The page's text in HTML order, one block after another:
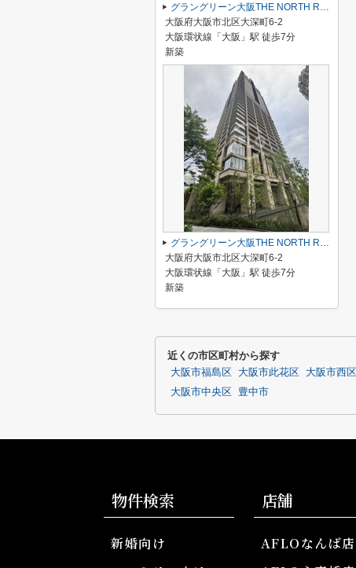
グラングリーン大阪THE NORTH RESIDENCE
大阪府大阪市北区大深町6-2
大阪環状線「大阪」駅 徒歩7分
新築
グラングリーン大阪THE NORTH RESIDENCE
大阪府大阪市北区大深町6-2
大阪環状線「大阪」駅 徒歩7分
新築
近くの市区町村から探す
大阪市福島区 大阪市此花区 大阪市西区
大阪市中央区
豊中市
物件検索
新婚向け
店舗
AFLOなんば店